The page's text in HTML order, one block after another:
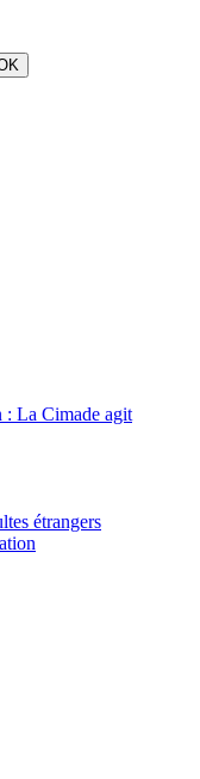
: La Cimade agit
étrangers